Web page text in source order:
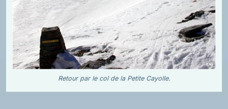
Retour par le col de la Petite Cayolle.